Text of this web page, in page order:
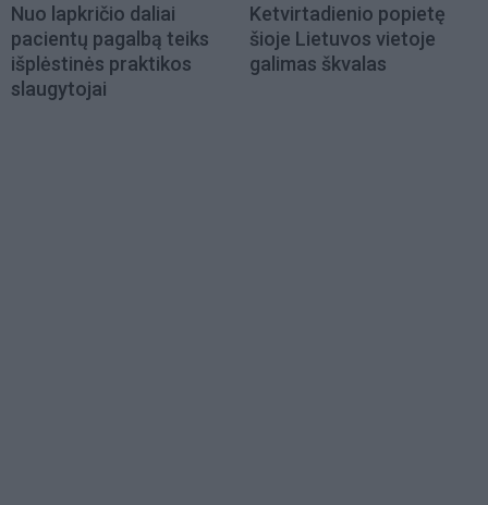
Nuo lapkričio daliai
pacientų pagalbą teiks
išplėstinės praktikos
slaugytojai
Ketvirtadienio popietę
šioje Lietuvos vietoje
galimas škvalas